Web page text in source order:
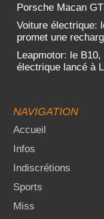
Porsche Macan
Voiture électrique:
promet une
Leapmotor: le
électrique lancé à
NAVIGATION
Accueil
Infos
Indiscrétions
Sports
Miss